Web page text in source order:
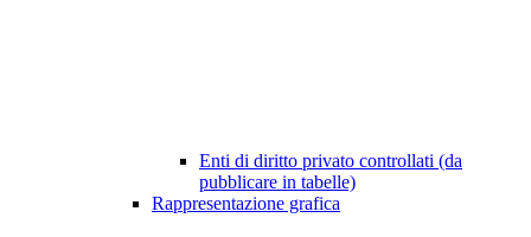
Enti di diritto privato controllati (da
pubblicare in tabelle)
Rappresentazione grafica